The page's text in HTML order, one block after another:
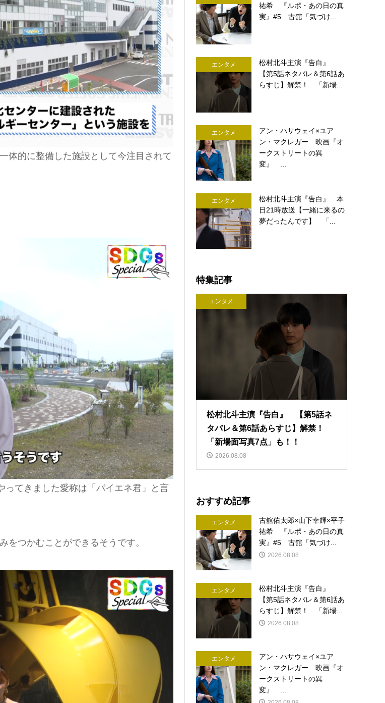
体的に整備した施設として今注目されて
ってきました愛称は「バイエネ君」と言
をつかむことができるそうです。
祐希 『ルポ・あの日の真
実』#5 古舘「気づけ...
エンタメ
松村北斗主演『告白』
【第5話ネタバレ＆第6話あ
らすじ】解禁！ 「新場...
エンタメ
アン・ハサウェイ×ユア
ン・マクレガー 映画『オ
ークストリートの異
変』 ...
エンタメ
松村北斗主演『告白』 本
日21時放送【一緒に来るの
夢だったんです】 「...
特集記事
エンタメ
松村北斗主演『告白』 【第5話ネ
タバレ＆第6話あらすじ】解禁！
「新場面写真7点」も！！
2026.08.08
おすすめ記事
エンタメ
古舘佑太郎×山下幸輝×平子
祐希 『ルポ・あの日の真
実』#5 古舘「気づけ...
2026.08.08
エンタメ
松村北斗主演『告白』
【第5話ネタバレ＆第6話あ
らすじ】解禁！ 「新場...
2026.08.08
エンタメ
アン・ハサウェイ×ユア
ン・マクレガー 映画『オ
ークストリートの異
変』 ...